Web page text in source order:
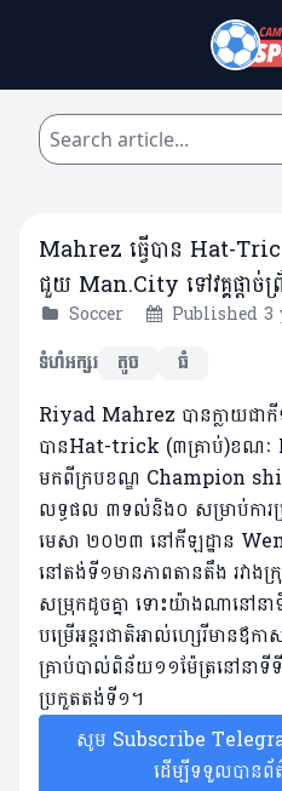
Mahrez ធ្វើបាន Hat-
ជួយ Man.City ទៅវគ្គផ្តាច់
Soccer Published 3
ទំហំអក្សរ
តូច ធំ
Riyad Mahrez បានក្លាយជាកីឡ
បានHat-trick (៣គ្រាប់)ខណៈ
មកពី​ក្របខណ្ឌ Champion
លទ្ធផល ៣ទល់និង០ សម្រាប់ការ
មេសា ២០២៣ នៅកីឡដ្ឋាន
នៅតង់ទី១មានភាពតានតឹង រវាង
សម្រុកដូចគ្នា ទោះយ៉ាងណានៅ​ន
បម្រើអន្តរជាតិអាល់ហ្សេរីមានឪ
គ្រាប់បាល់ពិន័យ១១ម៉ែត្រនៅនាទី
ប្រកួតតង់ទី១។
សូម Subscribe
ដើម្បីទទួលបាន